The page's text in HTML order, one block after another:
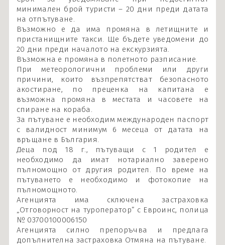
минимален брой туристи – 20 дни преди датата
на отпътуване.
Възможно е да има промяна в летищните и
пристанищните такси. Ще бъдете уведомени до
20 дни преди началото на екскурзията.
Възможна е промяна в полетното разписание.
При метеорологични проблеми или други
причини, които възпрепятстват безопасното
акостиране, по преценка на капитана е
възможна промяна в местата и часовете на
спиране на кораба.
За пътуване е необходим международен паспорт
с валидност минимум 6 месеца от датата на
връщане в България.
Деца под 18 г., пътуващи с 1 родител е
необходимо да имат нотариално заверено
пълномощно от другия родител. По време на
пътуването е необходимо и фотокопие на
пълномощното.
Агенцията има сключена застраховка
„Отговорност на туроператор” с Евроинс, полица
№ 03700100006150
Агенцията силно препоръчва и предлага
допълнителна застраховка Отмяна на пътуване.